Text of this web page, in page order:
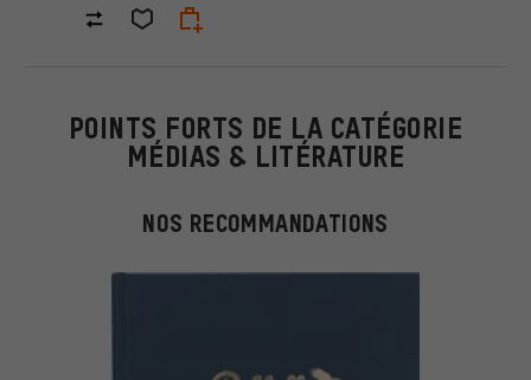
POINTS FORTS DE LA CATÉGORIE
MÉDIAS & LITÉRATURE
NOS RECOMMANDATIONS